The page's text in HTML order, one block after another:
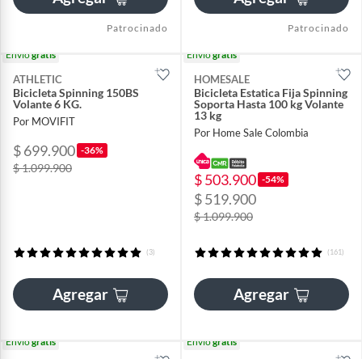
Patrocinado Patrocinado
Envíogratis
ATHLETIC
Bicicleta Spinning 150BS
Volante 6 KG.
Por MOVIFIT
$ 699.900 -36%
$ 1.099.900
(3)
Agregar
Envíogratis
HOMESALE
Bicicleta Estatica Fija Spinning
Soporta Hasta 100 kg Volante
13 kg
Por Home Sale Colombia
$ 503.900 -54%
$ 519.900
$ 1.099.900
(161)
Agregar
Envíogratis Envíogratis